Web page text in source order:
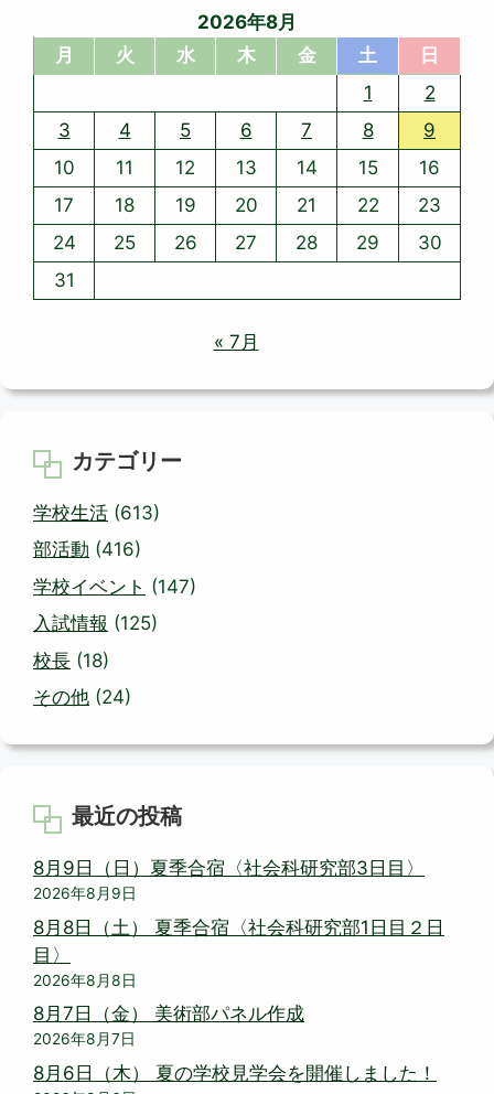
2026年8月
月
火 水 木 金 土
日
1
2
3
4 5 6 7 8
9
10
11 12 13 14 15
16
17
18 19 20 21 22
23
24
25 26 27 28 29
30
31
« 7月
カテゴリー
学校生活 (613)
部活動 (416)
学校イベント (147)
入試情報 (125)
校長 (18)
その他 (24)
最近の投稿
8月9日（日）夏季合宿〈社会科研究部3日目〉
2026年8月9日
8月8日（土） 夏季合宿〈社会科研究部1日目２日
目〉
2026年8月8日
8月7日（金） 美術部パネル作成
2026年8月7日
8月6日（木） 夏の学校見学会を開催しました！